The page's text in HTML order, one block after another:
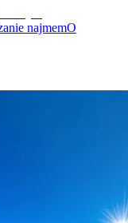
najmemO